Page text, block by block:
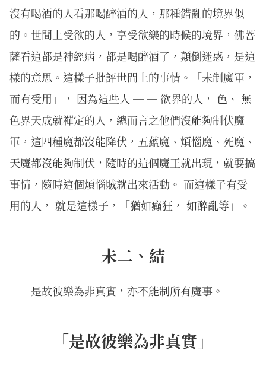
沒有喝酒的人看那喝醉酒的人，那種錯亂的境界似
的。世間上受欲的人，享受欲樂的時候的境界，佛菩
薩看這都是神經病，都是喝醉酒了，顛倒迷惑，是這
樣的意思。這樣子批評世間上的事情。「未制魔軍，
而有受用」， 因為這些人 ─ ─ 欲界的人， 色、 無
色界天成就禪定的人，總而言之他們沒能夠制伏魔
軍，這四種魔都沒能降伏，五蘊魔、煩惱魔、死魔、
天魔都沒能夠制伏，隨時的這個魔王就出現，就要搞
事情，隨時這個煩惱賊就出來活動。 而這樣子有受
用的人， 就是這樣子，「猶如癲狂， 如醉亂等」。
未二、結
是故彼樂為非真實，亦不能制所有魔事。
「是故彼樂為非真實」